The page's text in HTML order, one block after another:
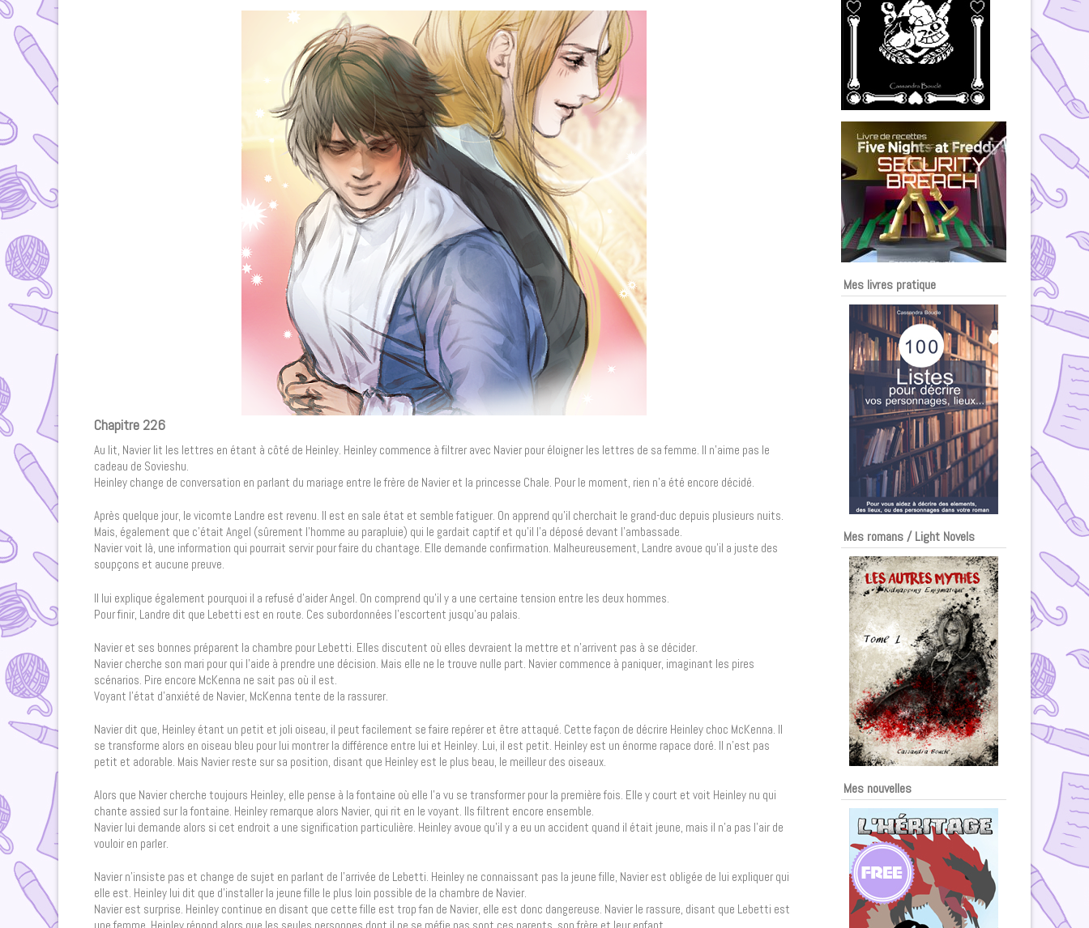
Chapitre 226
Au lit, Navier lit les lettres en étant à côté de Heinley. Heinley commence à filtrer avec Navier pour éloigner les lettres de sa femme. Il n’aime pas le
cadeau de Sovieshu.
Heinley change de conversation en parlant du mariage entre le frère de Navier et la princesse Chale. Pour le moment, rien n’a été encore décidé.
Après quelque jour, le vicomte Landre est revenu. Il est en sale état et semble fatiguer. On apprend qu’il cherchait le grand-duc depuis plusieurs nuits.
Mais, également que c’était Angel (sûrement l’homme au parapluie) qui le gardait captif et qu’il l’a déposé devant l’ambassade.
Navier voit là, une information qui pourrait servir pour faire du chantage. Elle demande confirmation. Malheureusement, Landre avoue qu’il a juste des
soupçons et aucune preuve.
Il lui explique également pourquoi il a refusé d’aider Angel. On comprend qu’il y a une certaine tension entre les deux hommes.
Pour finir, Landre dit que Lebetti est en route. Ces subordonnées l’escortent jusqu’au palais.
Navier et ses bonnes préparent la chambre pour Lebetti. Elles discutent où elles devraient la mettre et n’arrivent pas à se décider.
Navier cherche son mari pour qui l’aide à prendre une décision. Mais elle ne le trouve nulle part. Navier commence à paniquer, imaginant les pires
scénarios. Pire encore McKenna ne sait pas où il est.
Voyant l’état d’anxiété de Navier, McKenna tente de la rassurer.
Navier dit que, Heinley étant un petit et joli oiseau, il peut facilement se faire repérer et être attaqué. Cette façon de décrire Heinley choc McKenna. Il
se transforme alors en oiseau bleu pour lui montrer la différence entre lui et Heinley. Lui, il est petit. Heinley est un énorme rapace doré. Il n’est pas
petit et adorable. Mais Navier reste sur sa position, disant que Heinley est le plus beau, le meilleur des oiseaux.
Alors que Navier cherche toujours Heinley, elle pense à la fontaine où elle l’a vu se transformer pour la première fois. Elle y court et voit Heinley nu qui
chante assied sur la fontaine. Heinley remarque alors Navier, qui rit en le voyant. Ils filtrent encore ensemble.
Navier lui demande alors si cet endroit a une signification particulière. Heinley avoue qu’il y a eu un accident quand il était jeune, mais il n’a pas l’air de
vouloir en parler.
Navier n’insiste pas et change de sujet en parlant de l’arrivée de Lebetti. Heinley ne connaissant pas la jeune fille, Navier est obligée de lui expliquer qui
elle est. Heinley lui dit que d’installer la jeune fille le plus loin possible de la chambre de Navier.
Navier est surprise. Heinley continue en disant que cette fille est trop fan de Navier, elle est donc dangereuse. Navier le rassure, disant que Lebetti est
Mes livres pratique
Mes romans / Light Novels
Mes nouvelles